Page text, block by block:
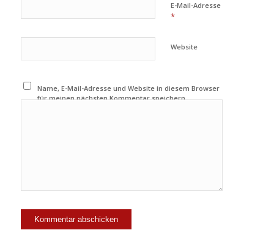
E-Mail-Adresse
*
Website
Name, E-Mail-Adresse und Website in diesem Browser
für meinen nächsten Kommentar speichern.